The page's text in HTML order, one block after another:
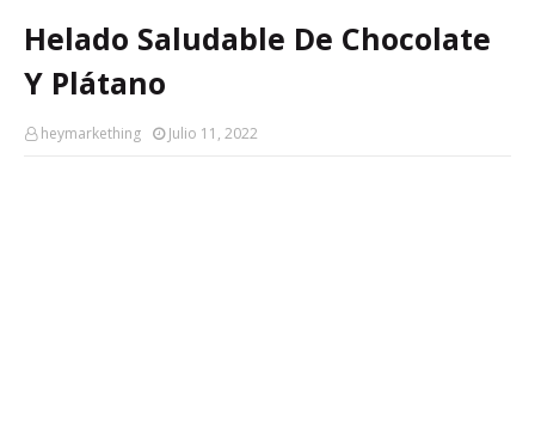
Helado Saludable De Chocolate
Y Plátano
heymarkething Julio 11, 2022